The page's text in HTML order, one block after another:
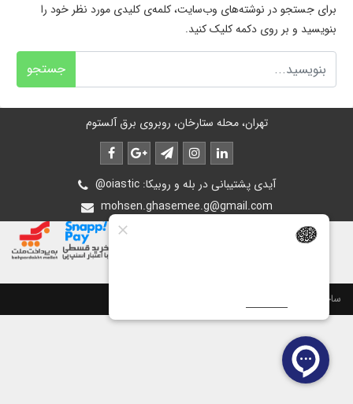
برای جستجو در نوشته‌های وب‌سایت، کلمه‌ی کلیدی مورد نظر خود را
بنویسید و بر روی دکمه کلیک کنید.
جستجو
تهران، محله ستارخان، روبروی برق آلستوم
@oiastic :آیدی پشتیبانی در بله و روبیکا
mohsen.ghasemee.g@gmail.com
ساخت سایت توسط